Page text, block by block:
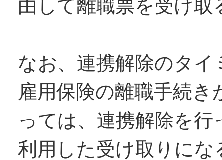
由して離職票を受け
なお、連携解除のタ
雇用保険の離職手続
っては、連携解除を
利用した受け取りに